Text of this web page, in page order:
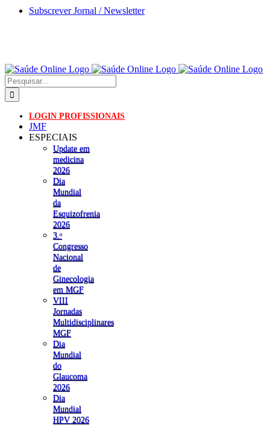
Skip
Subscrever Jornal / Newsletter
Pesquisar
LOGIN PROFISSIONAIS
JMF
ESPECIAIS
Update em
medicina
2026
Dia
Mundial
da
Esquizofrenia
2026
3.ᵒ
Congresso
Nacional
de
Ginecologia
em MGF
VIII
Jornadas
Multidisciplinares
MGF
Dia
Mundial
do
Glaucoma
2026
Dia
Mundial
HPV 2026